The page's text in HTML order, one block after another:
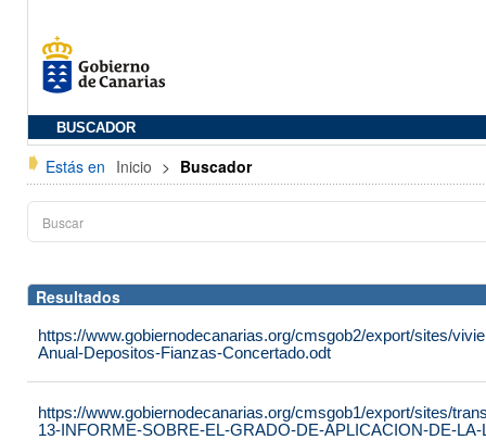
BUSCADOR
Estás en Inicio > Buscador
Resultados
https://www.gobiernodecanarias.org/cmsgob2/export/sites/
Anual-Depositos-Fianzas-Concertado.odt
https://www.gobiernodecanarias.org/cmsgob1/export/sites/
13-INFORME-SOBRE-EL-GRADO-DE-APLICACION-DE-LA-